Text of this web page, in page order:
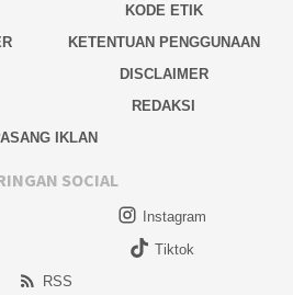
KODE ETIK
KETENTUAN PENGGUNAAN
DISCLAIMER
REDAKSI
IKLAN
SOCIAL
Instagram
Tiktok
RSS